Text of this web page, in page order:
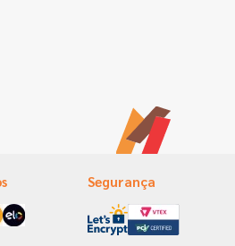
Segurança